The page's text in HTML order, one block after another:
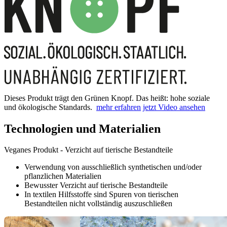
Dieses Produkt trägt den Grünen Knopf. Das heißt: hohe soziale
und ökologische Standards. mehr erfahren jetzt Video ansehen
Technologien und Materialien
Veganes Produkt - Verzicht auf tierische Bestandteile
Verwendung von ausschließlich synthetischen und/oder
pflanzlichen Materialien
Bewusster Verzicht auf tierische Bestandteile
In textilen Hilfsstoffe sind Spuren von tierischen
Bestandteilen nicht vollständig auszuschließen